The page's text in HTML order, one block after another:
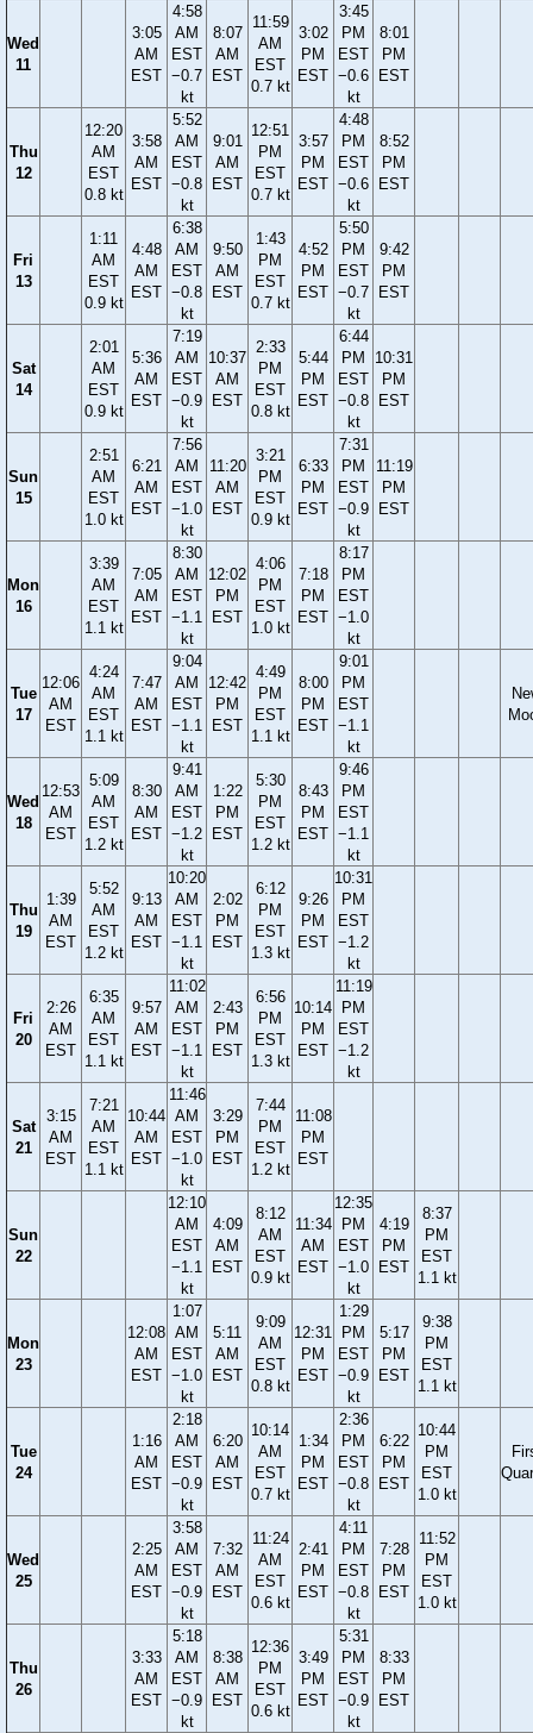
Wed
11
3:05
AM
EST
4:58
AM
EST
−0.7
kt
8:07
AM
EST
11:59
AM
EST
0.7 kt
3:02
PM
EST
3:45
PM
EST
−0.6
kt
8:01
PM
EST
Thu
12
12:20
AM
EST
0.8 kt
3:58
AM
EST
5:52
AM
EST
−0.8
kt
9:01
AM
EST
12:51
PM
EST
0.7 kt
3:57
PM
EST
4:48
PM
EST
−0.6
kt
8:52
PM
EST
Fri
13
1:11
AM
EST
0.9 kt
4:48
AM
EST
6:38
AM
EST
−0.8
kt
9:50
AM
EST
1:43
PM
EST
0.7 kt
4:52
PM
EST
5:50
PM
EST
−0.7
kt
9:42
PM
EST
Sat
14
2:01
AM
EST
0.9 kt
5:36
AM
EST
7:19
AM
EST
−0.9
kt
10:37
AM
EST
2:33
PM
EST
0.8 kt
5:44
PM
EST
6:44
PM
EST
−0.8
kt
10:31
PM
EST
Sun
15
2:51
AM
EST
1.0 kt
6:21
AM
EST
7:56
AM
EST
−1.0
kt
11:20
AM
EST
3:21
PM
EST
0.9 kt
6:33
PM
EST
7:31
PM
EST
−0.9
kt
11:19
PM
EST
Mon
16
3:39
AM
EST
1.1 kt
7:05
AM
EST
8:30
AM
EST
−1.1
kt
12:02
PM
EST
4:06
PM
EST
1.0 kt
7:18
PM
EST
8:17
PM
EST
−1.0
kt
Tue
17
12:06
AM
EST
4:24
AM
EST
1.1 kt
7:47
AM
EST
9:04
AM
EST
−1.1
kt
12:42
PM
EST
4:49
PM
EST
1.1 kt
8:00
PM
EST
9:01
PM
EST
−1.1
kt
Wed
18
12:53
AM
EST
5:09
AM
EST
1.2 kt
8:30
AM
EST
9:41
AM
EST
−1.2
kt
1:22
PM
EST
5:30
PM
EST
1.2 kt
8:43
PM
EST
9:46
PM
EST
−1.1
kt
Thu
19
1:39
AM
EST
5:52
AM
EST
1.2 kt
9:13
AM
EST
10:20
AM
EST
−1.1
kt
2:02
PM
EST
6:12
PM
EST
1.3 kt
9:26
PM
EST
10:31
PM
EST
−1.2
kt
Fri
20
2:26
AM
EST
6:35
AM
EST
1.1 kt
9:57
AM
EST
11:02
AM
EST
−1.1
kt
2:43
PM
EST
6:56
PM
EST
1.3 kt
10:14
PM
EST
11:19
PM
EST
−1.2
kt
Sat
21
3:15
AM
EST
7:21
AM
EST
1.1 kt
10:44
AM
EST
11:46
AM
EST
−1.0
kt
3:29
PM
EST
7:44
PM
EST
1.2 kt
11:08
PM
EST
Sun
22
12:10
AM
EST
−1.1
kt
4:09
AM
EST
8:12
AM
EST
0.9 kt
11:34
AM
EST
12:35
PM
EST
−1.0
kt
4:19
PM
EST
8:37
PM
EST
1.1 kt
Mon
23
12:08
AM
EST
1:07
AM
EST
−1.0
kt
5:11
AM
EST
9:09
AM
EST
0.8 kt
12:31
PM
EST
1:29
PM
EST
−0.9
kt
5:17
PM
EST
9:38
PM
EST
1.1 kt
Tue
24
1:16
AM
EST
2:18
AM
EST
−0.9
kt
6:20
AM
EST
10:14
AM
EST
0.7 kt
1:34
PM
EST
2:36
PM
EST
−0.8
kt
6:22
PM
EST
10:44
PM
EST
1.0 kt
Wed
25
2:25
AM
EST
3:58
AM
EST
−0.9
kt
7:32
AM
EST
11:24
AM
EST
0.6 kt
2:41
PM
EST
4:11
PM
EST
−0.8
kt
7:28
PM
EST
11:52
PM
EST
1.0 kt
Thu
26
3:33
AM
EST
5:18
AM
EST
−0.9
kt
8:38
AM
EST
12:36
PM
EST
0.6 kt
3:49
PM
EST
5:31
PM
EST
−0.9
kt
8:33
PM
EST